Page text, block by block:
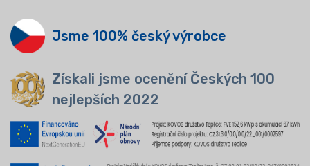
Jsme 100% český výrobce
Získali jsme ocenění Českých 100
nejlepších 2022